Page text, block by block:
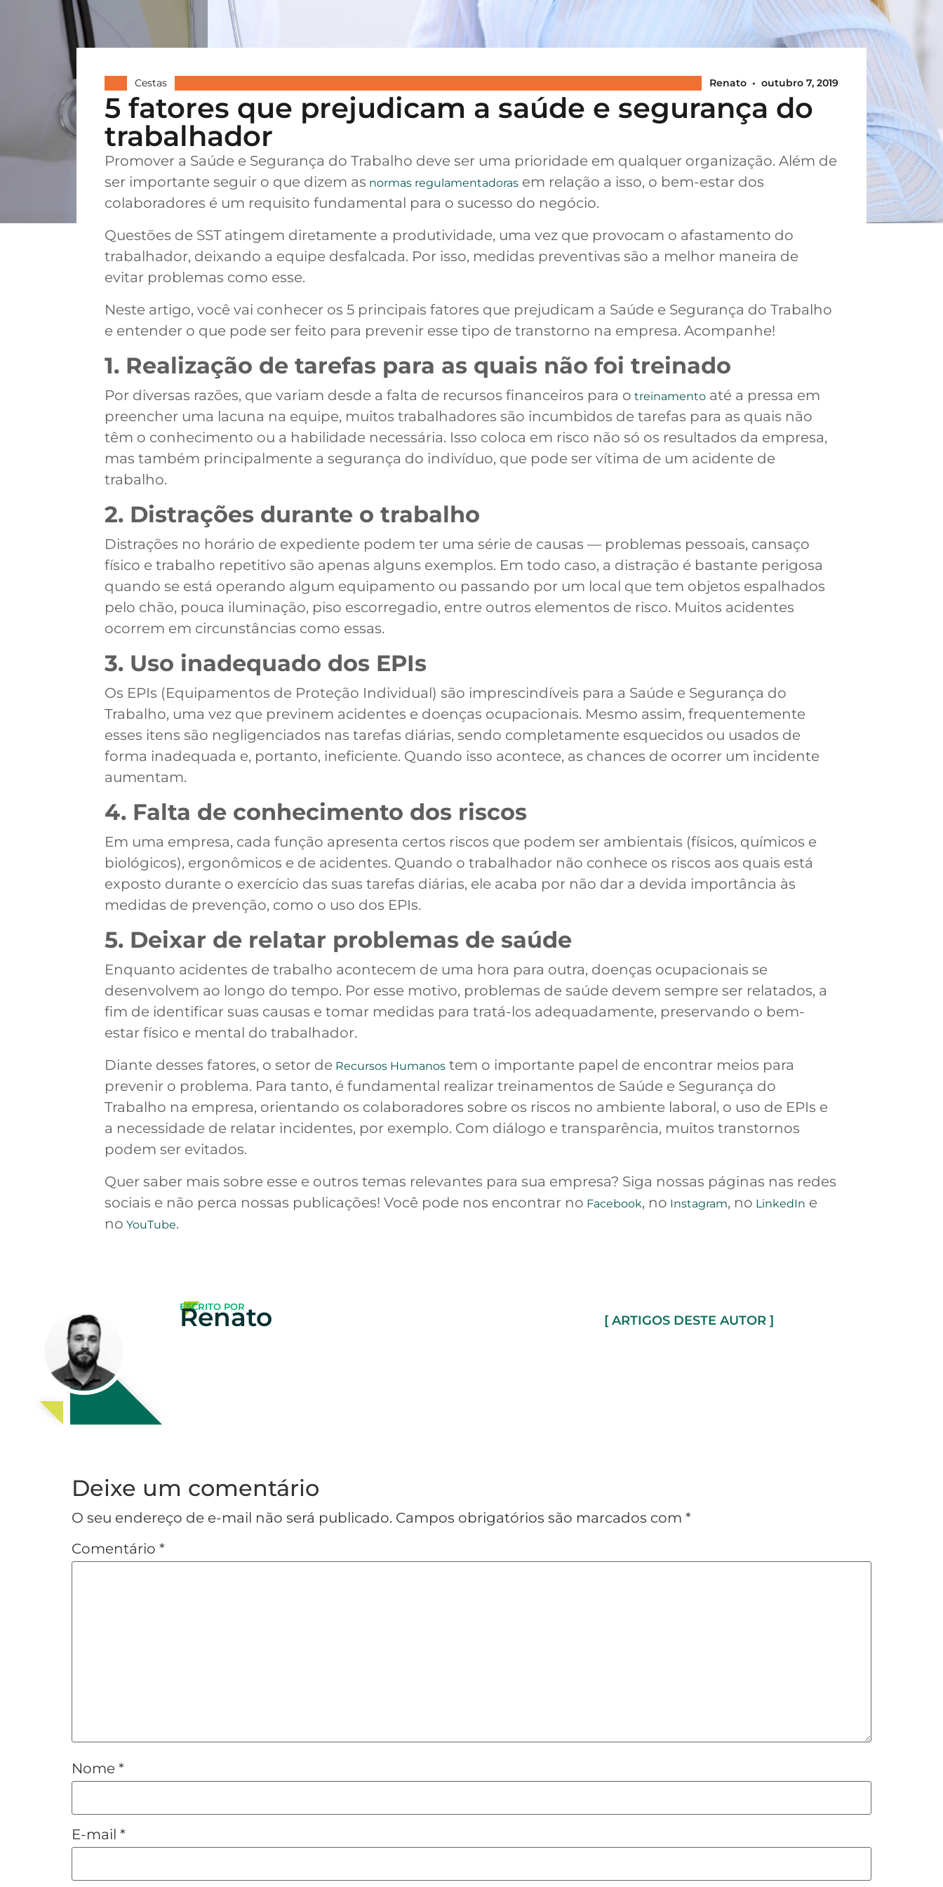
Cestas Renato • outubro 7, 2019
5 fatores que prejudicam a saúde e segurança do
trabalhador
Promover a Saúde e Segurança do Trabalho deve ser uma prioridade em qualquer organização. Além de
ser importante seguir o que dizem as normas regulamentadoras em relação a isso, o bem-estar dos
colaboradores é um requisito fundamental para o sucesso do negócio.
Questões de SST atingem diretamente a produtividade, uma vez que provocam o afastamento do
trabalhador, deixando a equipe desfalcada. Por isso, medidas preventivas são a melhor maneira de
evitar problemas como esse.
Neste artigo, você vai conhecer os 5 principais fatores que prejudicam a Saúde e Segurança do Trabalho
e entender o que pode ser feito para prevenir esse tipo de transtorno na empresa. Acompanhe!
1. Realização de tarefas para as quais não foi treinado
Por diversas razões, que variam desde a falta de recursos financeiros para o treinamento até a pressa em
preencher uma lacuna na equipe, muitos trabalhadores são incumbidos de tarefas para as quais não
têm o conhecimento ou a habilidade necessária. Isso coloca em risco não só os resultados da empresa,
mas também principalmente a segurança do indivíduo, que pode ser vítima de um acidente de
trabalho.
2. Distrações durante o trabalho
Distrações no horário de expediente podem ter uma série de causas — problemas pessoais, cansaço
físico e trabalho repetitivo são apenas alguns exemplos. Em todo caso, a distração é bastante perigosa
quando se está operando algum equipamento ou passando por um local que tem objetos espalhados
pelo chão, pouca iluminação, piso escorregadio, entre outros elementos de risco. Muitos acidentes
ocorrem em circunstâncias como essas.
3. Uso inadequado dos EPIs
Os EPIs (Equipamentos de Proteção Individual) são imprescindíveis para a Saúde e Segurança do
Trabalho, uma vez que previnem acidentes e doenças ocupacionais. Mesmo assim, frequentemente
esses itens são negligenciados nas tarefas diárias, sendo completamente esquecidos ou usados de
forma inadequada e, portanto, ineficiente. Quando isso acontece, as chances de ocorrer um incidente
aumentam.
4. Falta de conhecimento dos riscos
Em uma empresa, cada função apresenta certos riscos que podem ser ambientais (físicos, químicos e
biológicos), ergonômicos e de acidentes. Quando o trabalhador não conhece os riscos aos quais está
exposto durante o exercício das suas tarefas diárias, ele acaba por não dar a devida importância às
medidas de prevenção, como o uso dos EPIs.
5. Deixar de relatar problemas de saúde
Enquanto acidentes de trabalho acontecem de uma hora para outra, doenças ocupacionais se
desenvolvem ao longo do tempo. Por esse motivo, problemas de saúde devem sempre ser relatados, a
fim de identificar suas causas e tomar medidas para tratá-los adequadamente, preservando o bem-
estar físico e mental do trabalhador.
Diante desses fatores, o setor de Recursos Humanos tem o importante papel de encontrar meios para
prevenir o problema. Para tanto, é fundamental realizar treinamentos de Saúde e Segurança do
Trabalho na empresa, orientando os colaboradores sobre os riscos no ambiente laboral, o uso de EPIs e
a necessidade de relatar incidentes, por exemplo. Com diálogo e transparência, muitos transtornos
podem ser evitados.
Quer saber mais sobre esse e outros temas relevantes para sua empresa? Siga nossas páginas nas redes
sociais e não perca nossas publicações! Você pode nos encontrar no Facebook, no Instagram, no LinkedIn e
no YouTube.
ESCRITO POR
Renato [ ARTIGOS DESTE AUTOR ]
Deixe um comentário
O seu endereço de e-mail não será publicado. Campos obrigatórios são marcados com *
Comentário *
Nome *
E-mail *